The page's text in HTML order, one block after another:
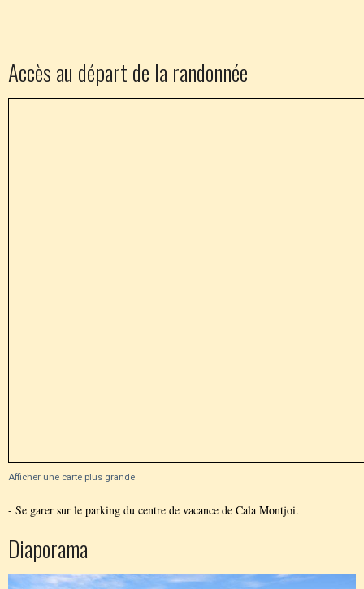
Accès au départ de la randonnée
Afficher une carte plus grande
- Se garer sur le parking du centre de vacance de Cala Montjoi.
Diaporama